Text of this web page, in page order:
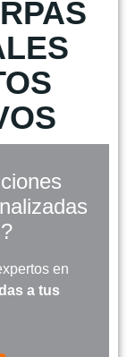
en
a tus